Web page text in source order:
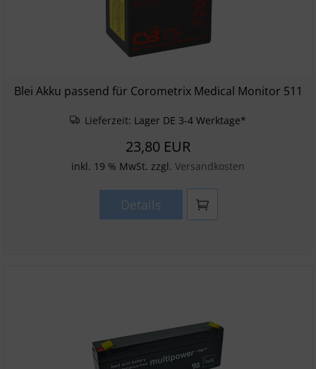
Blei Akku passend für Corometrix Medical Monitor 511
Lieferzeit: Lager DE 3-4 Werktage*
23,80 EUR
inkl. 19 % MwSt. zzgl. Versandkosten
Details